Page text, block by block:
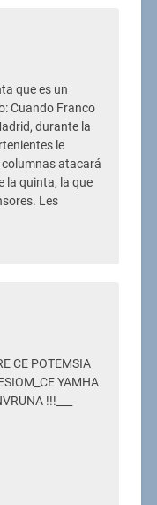
que es un
Cuando Franco
durante la
le
atacará
la quinta, la que
Les
CE POTEMSIA
YAMHA
!!!___